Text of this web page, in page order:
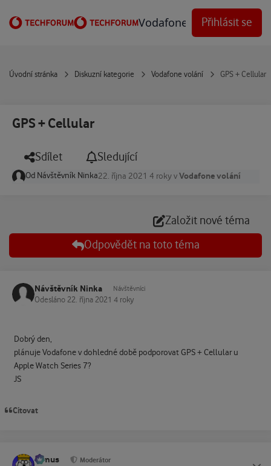
Vodafone Techforum
Přihlásit se
Úvodní stránka Diskuzní kategorie Vodafone volání GPS + Cellular
GPS + Cellular
Sdílet Sledující
Od Návštěvník Ninka22. října 2021 4 rokyvVodafone volání
Založit nové téma
Odpovědět na toto téma
Návštěvník Ninka Návštěvníci
Odesláno 22. října 2021 4 roky
Dobrý den,
plánuje Vodafone v dohledné době podporovat GPS + Cellular u
Apple Watch Series 7?
JS
Citovat
tomus Moderátor